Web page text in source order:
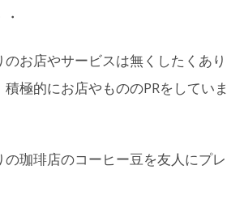
のお店やサービスは無くしたくあり
極的にお店やもののPRをしていま
珈琲店のコーヒー豆を友人にプレ